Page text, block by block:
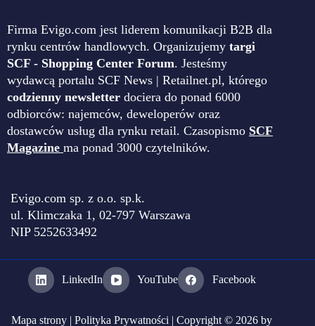
Firma Evigo.com jest liderem komunikacji B2B dla
rynku centrów handlowych. Organizujemy targi
SCF - Shopping Center Forum. Jesteśmy
wydawcą portalu SCF News | Retailnet.pl, którego
codzienny newsletter dociera do ponad 6000
odbiorców: najemców, deweloperów oraz
dostawców usług dla rynku retail. Czasopismo SCF
Magazine ma ponad 3000 czytelników.
Evigo.com sp. z o.o. sp.k.
ul. Klimczaka 1, 02-797 Warszawa
NIP 5252633492
LinkedIn YouTube Facebook
Mapa strony |Polityka Prywatności | Copyright © 2026 by